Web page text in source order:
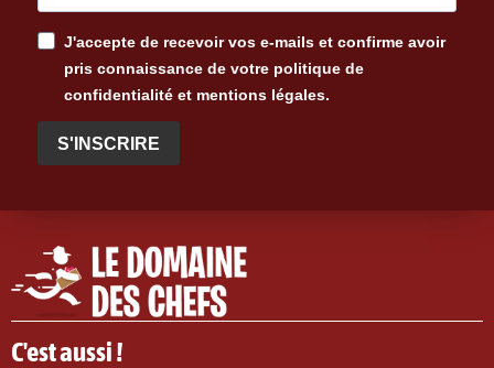
J'accepte de recevoir vos e-mails et confirme avoir
pris connaissance de votre politique de
confidentialité et mentions légales.
S'INSCRIRE
C'est aussi !